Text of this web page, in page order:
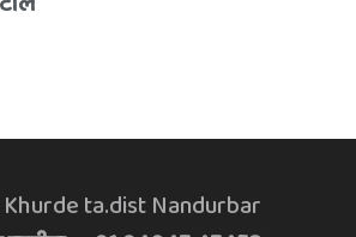
ta.dist Nandurbar